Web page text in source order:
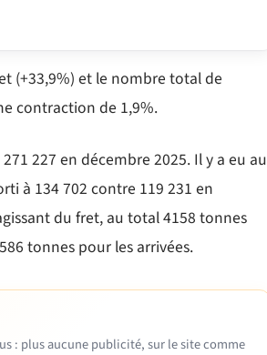
(+33,9%) et le nombre total de
contraction de 1,9%.
227 en décembre 2025. Il y a eu au
à 134 702 contre 119 231 en
du fret, au total 4158 tonnes
tonnes pour les arrivées.
: plus aucune publicité, sur le site comme